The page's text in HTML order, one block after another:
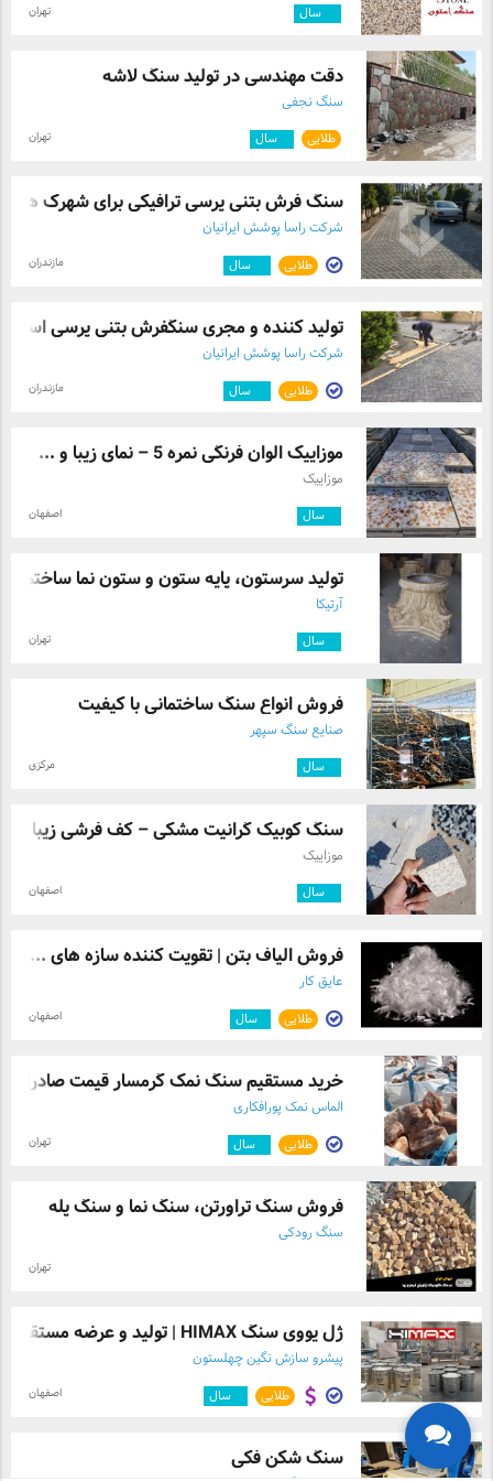
سال تهران
دقت مهندسی در تولید سنگ لاشه
سنگ نجفی
طلایی سال تهران
سنگ فرش بتنی پرسی ترافیکی برای شهرک ها
شرکت راسا پوشش ایرانیان
طلایی سال مازندران
تولید کننده و مجری سنگفرش بتنی پرسی اسلم
شرکت راسا پوشش ایرانیان
طلایی سال مازندران
موزاییک الوان فرنگی نمره 5 – نمای زیبا و ...
موزاییک
سال اصفهان
تولید سرستون، پایه ستون و ستون نما ساختم ...
آرتیکا
سال تهران
فروش انواع سنگ ساختمانی با کیفیت
صنایع سنگ سپهر
سال مرکزی
سنگ کوبیک گرانیت مشکی – کف فرشی زیبا و
موزاییک
سال اصفهان
فروش الیاف بتن | تقویت‌ کننده سازه‌ های ...
عایق کار
طلایی سال اصفهان
خرید مستقیم سنگ نمک گرمسار قیمت
الماس نمک پورافکاری
طلایی سال تهران
فروش سنگ تراورتن، سنگ نما و سنگ پله
سنگ رودکی
تهران
ژل یووی سنگ HIMAX | تولید و عرضه مستقیم
پیشرو سازش نگین چهلستون
طلایی سال اصفهان
سنگ شکن فکی